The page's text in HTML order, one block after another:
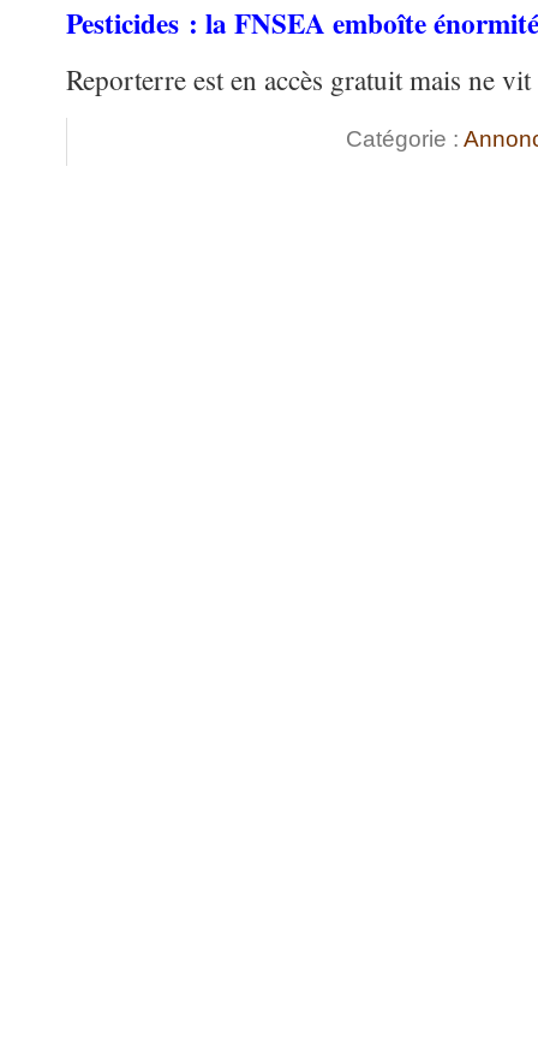
Pesticides : la FNSEA emboîte
Reporterre est en accès gratuit mais ne
Catégorie :